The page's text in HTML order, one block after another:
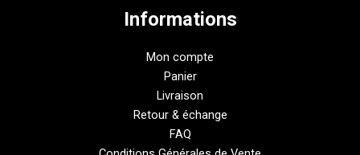
Informations
Mon compte
Panier
Livraison
Retour & échange
FAQ